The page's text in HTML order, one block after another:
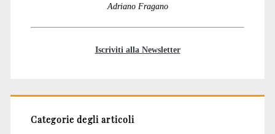
Adriano Fragano
Iscriviti alla Newsletter
Categorie degli articoli